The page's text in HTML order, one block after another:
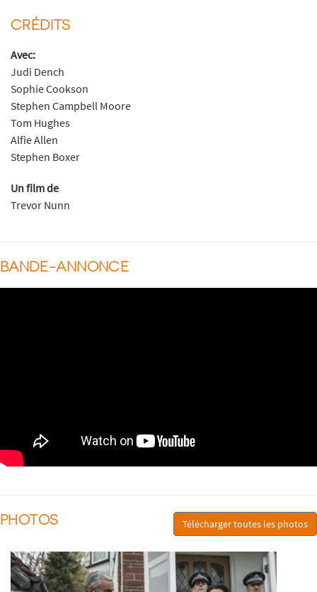
CRÉDITS
Avec:
Judi Dench
Sophie Cookson
Stephen Campbell Moore
Tom Hughes
Alfie Allen
Stephen Boxer
Un film de
Trevor Nunn
BANDE-ANNONCE
PHOTOS Télécharger toutes les photos